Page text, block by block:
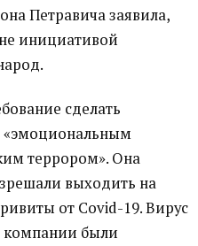
Петравича заявила,
инициативой
сделать
«эмоциональным
террором». Она
выходить на
от Covid-19. Вирус
компании были